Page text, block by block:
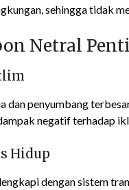
sehingga tidak
Netral
dan penyumbang
negatif terhadap
Hidup
dengan sistem